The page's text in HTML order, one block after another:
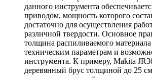
данного инструмента
приводом, мощность которого
достаточно для осуществления
различной твердости. Основное
толщина распиливаемого материала
техническим параметрам и
инструмента. К примеру, Makita
деревянный брус толщиной до 25